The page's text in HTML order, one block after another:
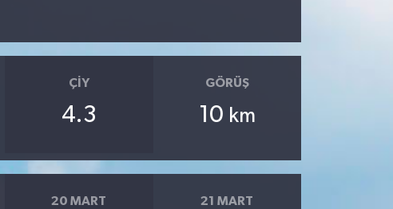
ÇIY
4.3
GÖRÜŞ
10 km
20 MART 21 MART